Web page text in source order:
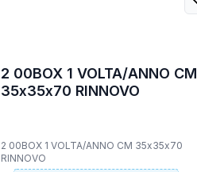
2 00BOX 1 VOLTA/ANNO CM
35x35x70 RINNOVO
2 00BOX 1 VOLTA/ANNO CM 35x35x70
RINNOVO